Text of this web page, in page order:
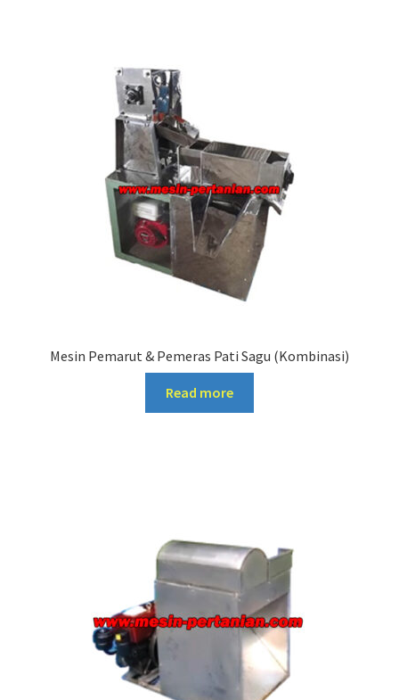
Mesin Pemarut & Pemeras Pati Sagu (Kombinasi)
Read more